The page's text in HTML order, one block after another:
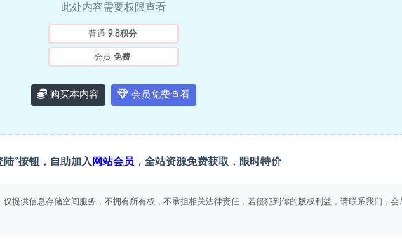
此处内容需要权限查看
普通 9.8积分
会员 免费
购买本内容 会员免费查看
陆”按钮，自助加入 网站会员 ，全站资源免费获取，限时特价
提供信息存储空间服务，不拥有所有权，不承担相关法律责任，若侵犯到你的版权利益，请联系我们，会